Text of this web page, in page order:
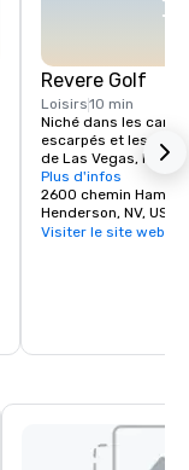
Revere Golf
Loisirs10 min
Niché dans les
escarpés et les
de Las Vegas, le
une vue imprenable
de Las Vegas et les
environnantes. Le
mètres, par 72, du
de grands greens.
Plus d'infos
2600 chemin
Henderson, NV, US
Visiter le site web